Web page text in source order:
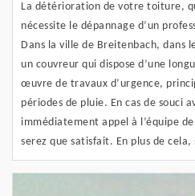
La détérioration de votre toiture,
nécessite le dépannage d’un
Dans la ville de Breitenbach, dans
un couvreur qui dispose d’une
œuvre de travaux d’urgence,
périodes de pluie. En cas de souci
immédiatement appel à l’équipe
serez que satisfait. En plus de